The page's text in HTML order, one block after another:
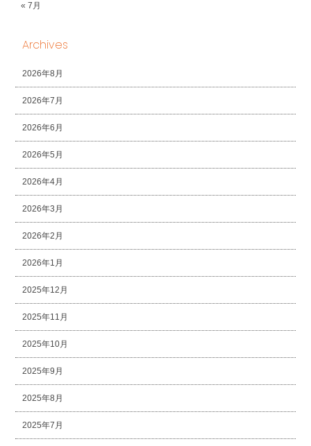
« 7月
Archives
2026年8月
2026年7月
2026年6月
2026年5月
2026年4月
2026年3月
2026年2月
2026年1月
2025年12月
2025年11月
2025年10月
2025年9月
2025年8月
2025年7月